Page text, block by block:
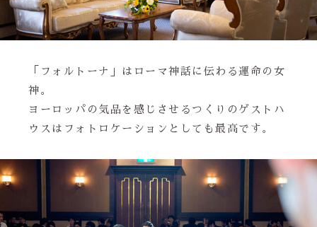
「フォルトーナ」はローマ神話に伝わる運命の女
神。
ヨーロッパの気品を感じさせるつくりのゲストハ
ウスはフォトロケーションとしても最高です。